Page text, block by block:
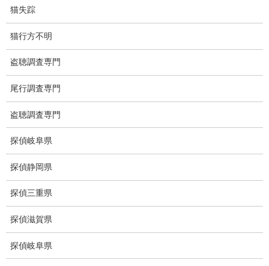
盗撮犯防止対策調査
痴漢防止対策調査
下着窃盗犯防止対策調査
猫犬の捜索
所在調査
身元調査
人探し
失踪・家出調査
所在確認調査
猫失踪
猫行方不明
盗聴調査専門
尾行調査専門
盗聴調査専門
探偵岐阜県
探偵静岡県
探偵三重県
探偵滋賀県
探偵岐阜県